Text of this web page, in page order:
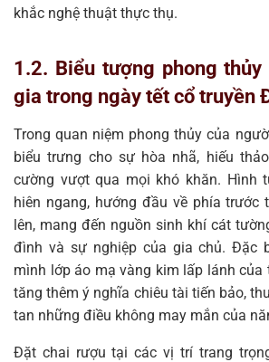
khắc nghệ thuật thực thụ.
1.2. Biểu tượng phong thủy
gia trong ngày tết cổ truyền
Trong quan niệm phong thủy của
biểu trưng cho sự hòa nhã, hiếu
cường vượt qua mọi khó khăn. Hình
hiên ngang, hướng đầu về phía trước
lên, mang đến nguồn sinh khí cát
đình và sự nghiệp của gia chủ. Đặc
mình lớp áo mạ vàng kim lấp lánh của
tăng thêm ý nghĩa chiêu tài tiến bảo,
tan những điều không may mắn của
Đặt chai rượu tại các vị trí trang